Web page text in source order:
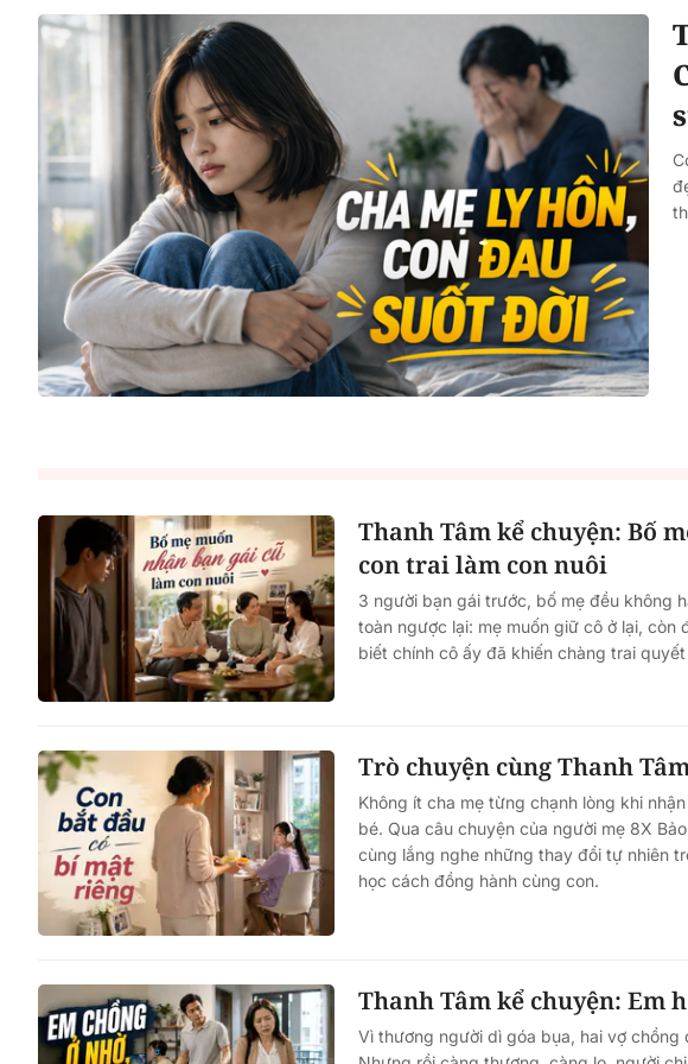
Thanh Tâm kể chuyện: Bố
con trai làm con nuôi
3 người bạn gái trước, bố mẹ đều không
toàn ngược lại: mẹ muốn giữ cô ở lại, còn
biết chính cô ấy đã khiến chàng trai
Trò chuyện cùng Thanh
Không ít cha mẹ từng chạnh lòng khi
bé. Qua câu chuyện của người mẹ 8X
cùng lắng nghe những thay đổi tự nhiên
học cách đồng hành cùng con.
Thanh Tâm kể chuyện: Em
Vì thương người dì góa bụa, hai vợ chồng